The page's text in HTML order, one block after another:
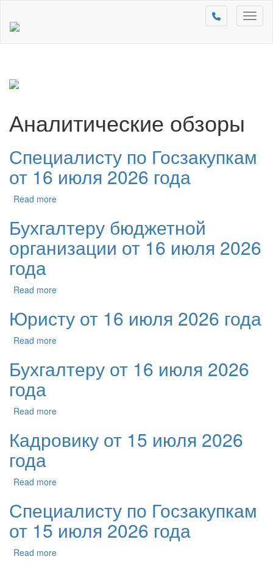
Аналитические обзоры
Специалисту по Госзакупкам
от 16 июля 2026 года
Read more
Бухгалтеру бюджетной
организации от 16 июля 2026
года
Read more
Юристу от 16 июля 2026 года
Read more
Бухгалтеру от 16 июля 2026
года
Read more
Кадровику от 15 июля 2026
года
Read more
Специалисту по Госзакупкам
от 15 июля 2026 года
Read more